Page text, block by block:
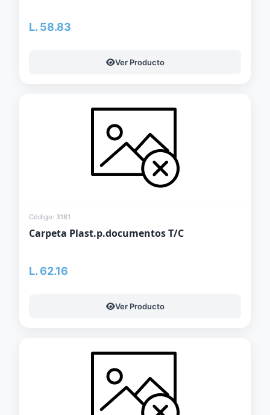
L. 58.83
Ver Producto
Código: 3181
Carpeta Plast.p.documentos T/C
L. 62.16
Ver Producto